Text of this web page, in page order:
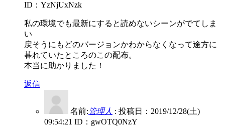
ID：YzNjUxNzk
私の環境でも最新にすると読めないシーンがでてしま
い
戻そうにもどのバージョンかわからなくなって途方に
暮れていたところのこの配布。
本当に助かりました！
返信
名前:管理人 : 投稿日：2019/12/28(土)
09:54:21 ID：gwOTQ0NzY